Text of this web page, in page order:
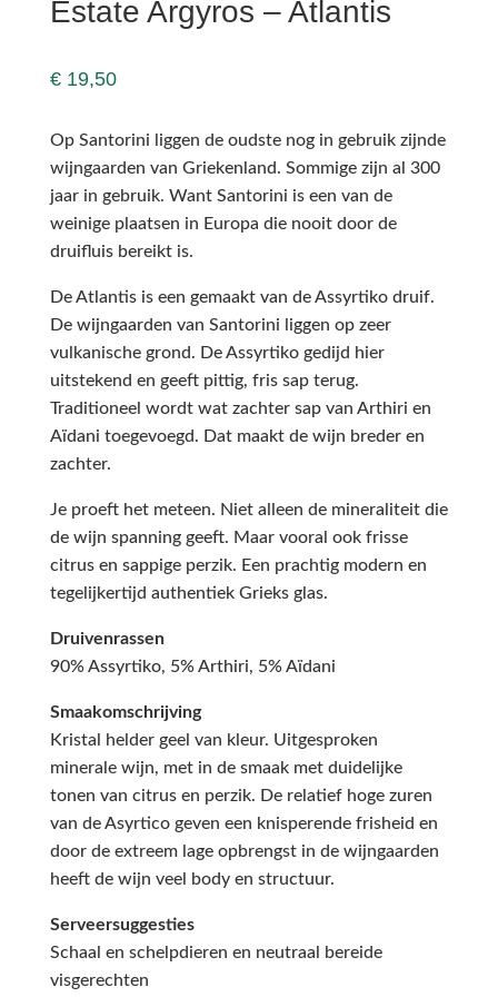
Estate Argyros – Atlantis
€19,50
Op Santorini liggen de oudste nog in gebruik zijnde
wijngaarden van Griekenland. Sommige zijn al 300
jaar in gebruik. Want Santorini is een van de
weinige plaatsen in Europa die nooit door de
druifluis bereikt is.
De Atlantis is een gemaakt van de Assyrtiko druif.
De wijngaarden van Santorini liggen op zeer
vulkanische grond. De Assyrtiko gedijd hier
uitstekend en geeft pittig, fris sap terug.
Traditioneel wordt wat zachter sap van Arthiri en
Aïdani toegevoegd. Dat maakt de wijn breder en
zachter.
Je proeft het meteen. Niet alleen de mineraliteit die
de wijn spanning geeft. Maar vooral ook frisse
citrus en sappige perzik. Een prachtig modern en
tegelijkertijd authentiek Grieks glas.
Druivenrassen
90% Assyrtiko, 5% Arthiri, 5% Aïdani
Smaakomschrijving
Kristal helder geel van kleur. Uitgesproken
minerale wijn, met in de smaak met duidelijke
tonen van citrus en perzik. De relatief hoge zuren
van de Asyrtico geven een knisperende frisheid en
door de extreem lage opbrengst in de wijngaarden
heeft de wijn veel body en structuur.
Serveersuggesties
Schaal en schelpdieren en neutraal bereide
visgerechten